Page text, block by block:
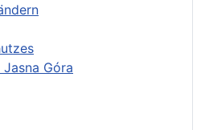
Góra